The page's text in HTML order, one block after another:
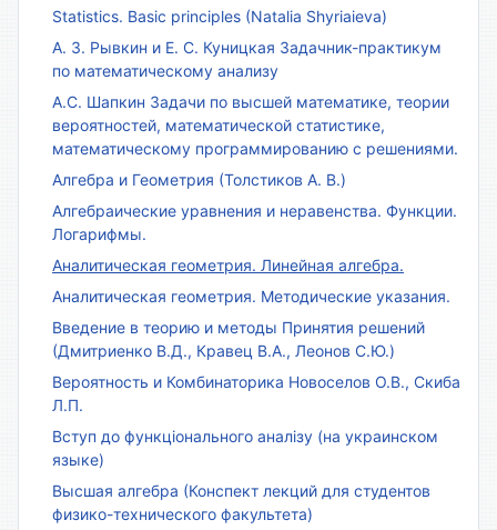
Statistics. Basic principles (Natalia Shyriaieva)
А. З. Рывкин и Е. С. Куницкая Задачник-практикум
по математическому анализу
А.С. Шапкин Задачи по высшей математике, теории
вероятностей, математической статистике,
математическому программированию с решениями.
Алгебра и Геометрия (Толстиков А. В.)
Алгебраические уравнения и неравенства. Функции.
Логарифмы.
Аналитическая геометрия. Линейная алгебра.
Аналитическая геометрия. Методические указания.
Введение в теорию и методы Принятия решений
(Дмитриенко В.Д., Кравец В.А., Леонов С.Ю.)
Вероятность и Комбинаторика Новоселов О.В., Скиба
Л.П.
Вступ до функціонального аналізу (на украинском
языке)
Высшая алгебра (Конспект лекций для студентов
физико-технического факультета)